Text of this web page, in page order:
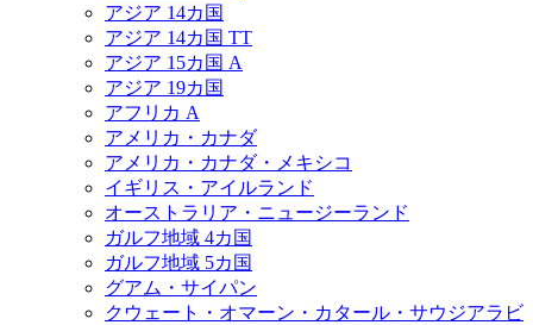
アジア 14カ国
アジア 14カ国 TT
アジア 15カ国 A
アジア 19カ国
アフリカ A
アメリカ・カナダ
アメリカ・カナダ・メキシコ
イギリス・アイルランド
オーストラリア・ニュージーランド
ガルフ地域 4カ国
ガルフ地域 5カ国
グアム・サイパン
クウェート・オマーン・カタール・サウジアラビ